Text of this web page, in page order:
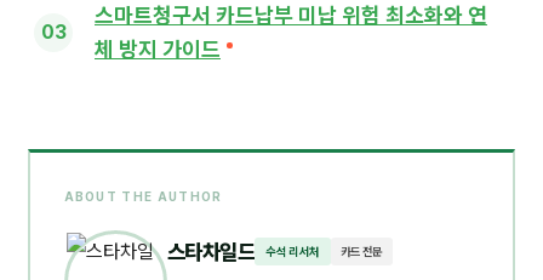
스마트청구서 카드납부 미납 위험 최소화와 연
체 방지 가이드
ABOUT THE AUTHOR
스타차일드 수석 리서처 카드 전문